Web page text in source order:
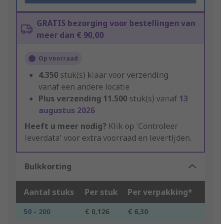
GRATIS bezorging voor bestellingen van
meer dan € 90,00
Op voorraad
4.350 stuk(s) klaar voor verzending
vanaf een andere locatie
Plus verzending 11.500 stuk(s) vanaf 13
augustus 2026
Heeft u meer nodig? Klik op 'Controleer
leverdata' voor extra voorraad en levertijden.
Bulkkorting
Aantal stuks Per stuk Per verpakking*
50 - 200 € 0,126
€ 6,30